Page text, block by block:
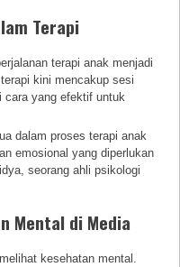
Terapi
terapi anak menjadi
kini mencakup sesi
cara yang efektif untuk
dalam proses terapi anak
emosional yang diperlukan
seorang ahli psikologi
Mental di Media
kesehatan mental.